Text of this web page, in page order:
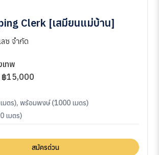
Clerk [เสมียนแม่บ้าน]
ซ จำกัด
ทพ
15,000
มตร), พร้อมพงษ์ (1000 เมตร)
เมตร)
สมัครด่วน